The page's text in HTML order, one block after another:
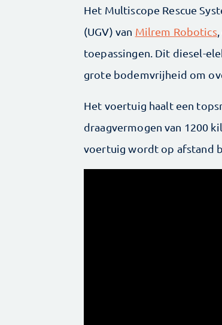
Het Multiscope Rescue
(UGV) van Milrem Robotics
toepassingen. Dit diesel-
grote bodemvrijheid om
Het voertuig haalt een
draagvermogen van 1200
voertuig wordt op afstand